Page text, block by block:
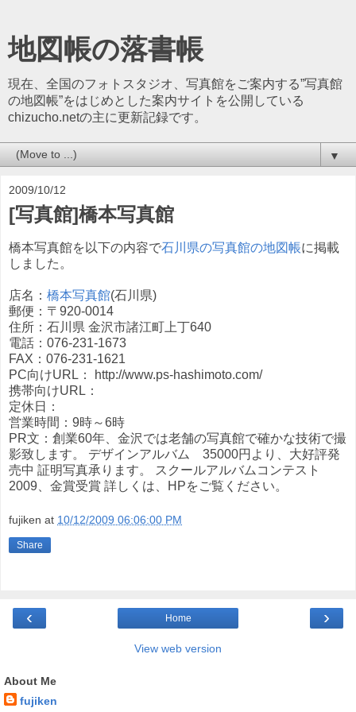
地図帳の落書帳
現在、全国のフォトスタジオ、写真館をご案内する”写真館
の地図帳”をはじめとした案内サイトを公開している
chizucho.netの主に更新記録です。
▼
2009/10/12
[写真館]橋本写真館
橋本写真館を以下の内容で石川県の写真館の地図帳に掲載
しました。
店名： 橋本写真館(石川県)
郵便：〒920-0014
住所：石川県 金沢市諸江町上丁640
電話：076-231-1673
FAX：076-231-1621
PC向けURL： http://www.ps-hashimoto.com/
携帯向けURL：
定休日：
営業時間：9時～6時
PR文：創業60年、金沢では老舗の写真館で確かな技術で撮
影致します。 デザインアルバム 35000円より、大好評発
売中 証明写真承ります。 スクールアルバムコンテスト
2009、金賞受賞 詳しくは、HPをご覧ください。
fujiken at 10/12/2009 06:06:00 PM
Share
‹ ›
Home
View web version
About Me
fujiken